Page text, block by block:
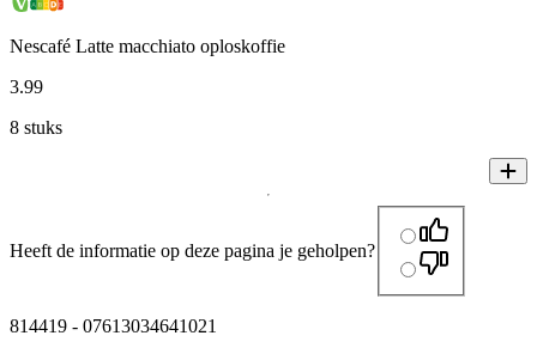
Nescafé Latte macchiato oploskoffie
3.99
8 stuks
Heeft de informatie op deze pagina je geholpen?
814419 - 07613034641021